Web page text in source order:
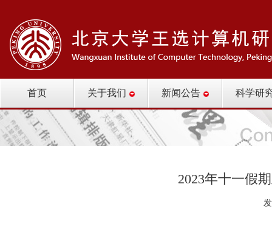
首页 关于我们 新闻公告 科学研
2023年十一假